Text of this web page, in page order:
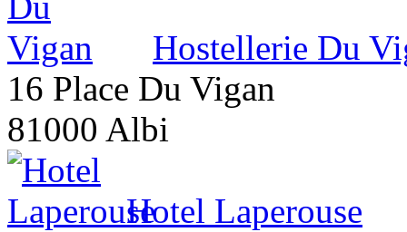
Hostellerie Du
16 Place Du Vigan
81000 Albi
Hotel Laperouse